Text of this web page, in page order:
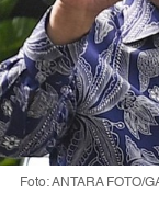
Foto: ANTARA FOTO/